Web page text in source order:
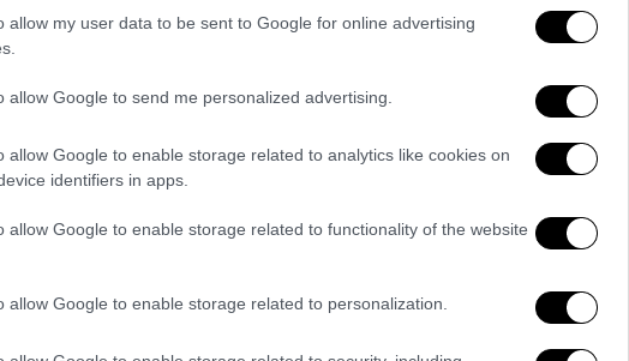
allow my user data to be sent to Google for online advertising
allow Google to send me personalized advertising.
allow Google to enable storage related to analytics like cookies on
identifiers in apps.
allow Google to enable storage related to functionality of the website
allow Google to enable storage related to personalization.
Κόσμος 01.03.2025 22:24
Angie Stone: Νεκρή σε τροχαίο η
θρυλική τραγουδίστρια
Το συγκρότημα The Sequence που
συμμετείχε ήταν από τα πρώτα
γυναικεία hip-hop σχήματα